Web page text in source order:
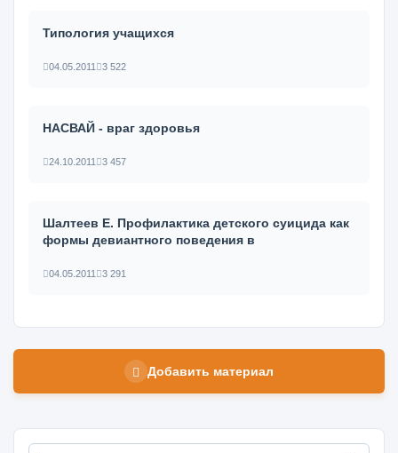
Типология учащихся
04.05.2011 3 522
НАСВАЙ - враг здоровья
24.10.2011 3 457
Шалтеев Е. Профилактика детского суицида как
формы девиантного поведения в
04.05.2011 3 291
Добавить материал